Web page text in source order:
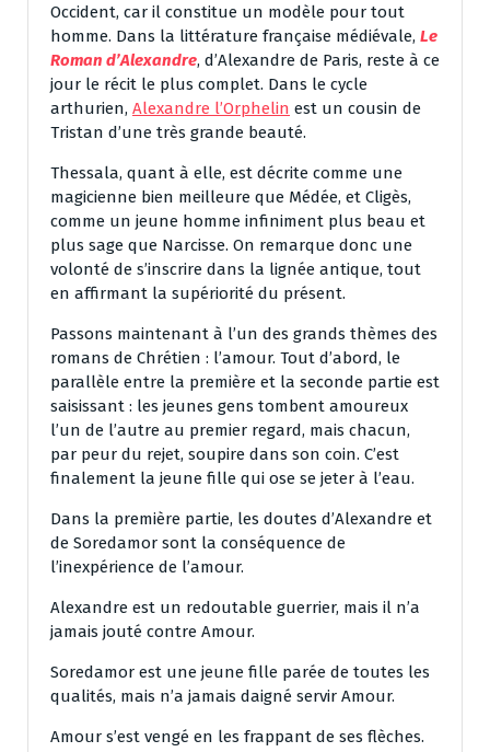
Occident, car il constitue un modèle pour tout
homme. Dans la littérature française médiévale, Le
Roman d’Alexandre, d’Alexandre de Paris, reste à ce
jour le récit le plus complet. Dans le cycle
arthurien, Alexandre l’Orphelin est un cousin de
Tristan d’une très grande beauté.
Thessala, quant à elle, est décrite comme une
magicienne bien meilleure que Médée, et Cligès,
comme un jeune homme infiniment plus beau et
plus sage que Narcisse. On remarque donc une
volonté de s’inscrire dans la lignée antique, tout
en affirmant la supériorité du présent.
Passons maintenant à l’un des grands thèmes des
romans de Chrétien : l’amour. Tout d’abord, le
parallèle entre la première et la seconde partie est
saisissant : les jeunes gens tombent amoureux
l’un de l’autre au premier regard, mais chacun,
par peur du rejet, soupire dans son coin. C’est
finalement la jeune fille qui ose se jeter à l’eau.
Dans la première partie, les doutes d’Alexandre et
de Soredamor sont la conséquence de
l’inexpérience de l’amour.
Alexandre est un redoutable guerrier, mais il n’a
jamais jouté contre Amour.
Soredamor est une jeune fille parée de toutes les
qualités, mais n’a jamais daigné servir Amour.
Amour s’est vengé en les frappant de ses flèches.